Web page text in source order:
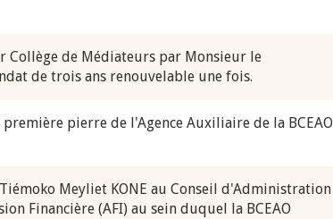
Collège de Médiateurs par Monsieur le
de trois ans renouvelable une fois.
pierre de l'Agence Auxiliaire de la BCEAO
Meyliet KONE au Conseil d'Administration
Financière (AFI) au sein duquel la BCEAO